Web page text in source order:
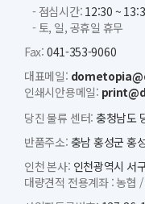
- 점심시간: 12:30 ~
- 토, 일, 공휴일 휴무
Fax: 041-353-9060
대표메일:
인쇄시안용메일:
당진 물류 센터: 충청남도
반품주소: 충남 홍성군 홍
인천 본사: 인천광역시 서
대량견적 전용계좌 :농협 /